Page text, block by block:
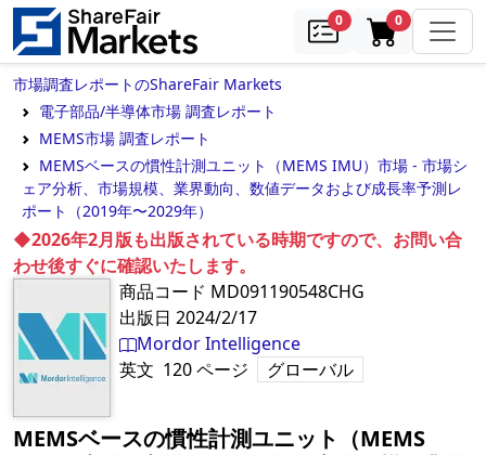
0samples0in cart
市場調査レポートのShareFair Markets
電子部品/半導体市場 調査レポート
MEMS市場 調査レポート
MEMSベースの慣性計測ユニット（MEMS IMU）市場 - 市場シ
ェア分析、市場規模、業界動向、数値データおよび成長率予測レ
ポート（2019年〜2029年）
◆2026年2月版も出版されている時期ですので、お問い合
わせ後すぐに確認いたします。
商品コード MD091190548CHG
出版日 2024/2/17
Mordor Intelligence
英文 120ページ グローバル
MEMSベースの慣性計測ユニット（MEMS